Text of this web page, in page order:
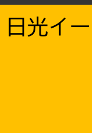
日光イ